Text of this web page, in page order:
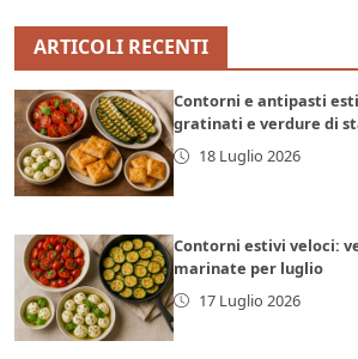
ARTICOLI RECENTI
Contorni e antipasti
gratinati e verdure di
18 Luglio 2026
Contorni estivi veloci:
marinate per luglio
17 Luglio 2026